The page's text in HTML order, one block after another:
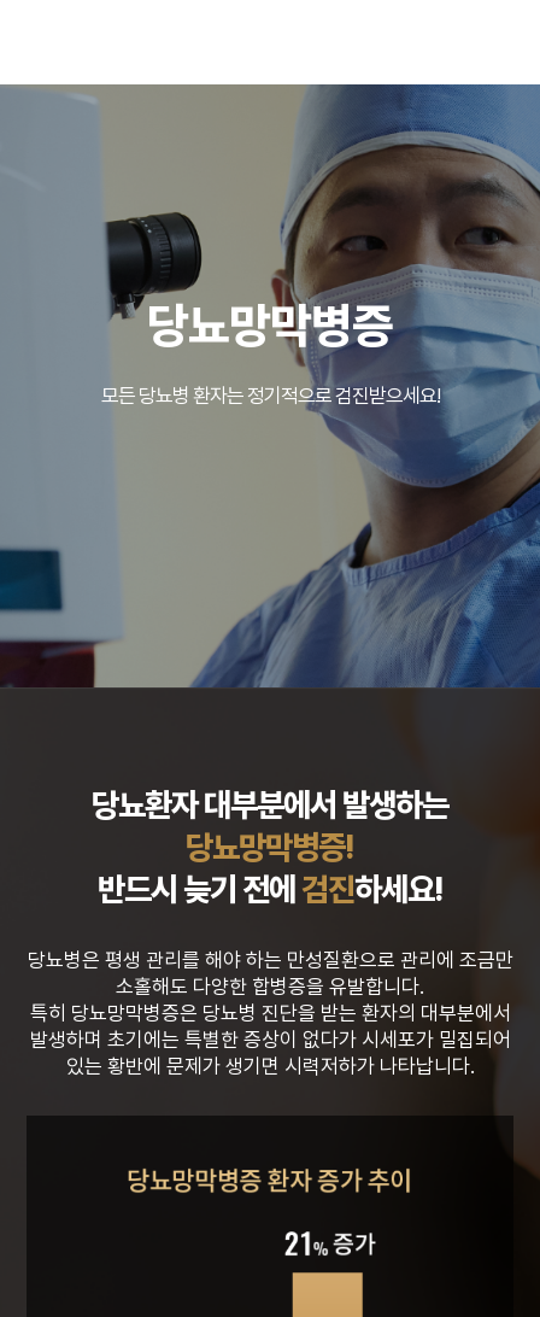
당뇨망막병증
모든 당뇨병 환자는 정기적으로 검진받으세요!
당뇨환자 대부분에서 발생하는
당뇨망막병증!
반드시 늦기 전에 검진하세요!
당뇨병은 평생 관리를 해야 하는 만성질환으로 관리에 조금만
소홀해도 다양한 합병증을 유발합니다.
특히 당뇨망막병증은 당뇨병 진단을 받는 환자의 대부분에서
발생하며 초기에는 특별한 증상이 없다가시세포가 밀집되어
있는 황반에 문제가 생기면 시력저하가 나타납니다.